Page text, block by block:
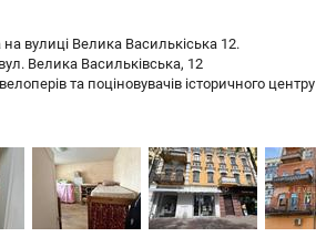
вулиці Велика Василькіська 12.
Велика Васильківська, 12
та поціновувачів історичного центру
площа 71.4м2. Житловий стан. Ця части
обєкта: #8203;Топова локація: Центр міста,
ключова інфраструктура, ресторани,
планувань: Високі стелі та правильні
та статусний простір.